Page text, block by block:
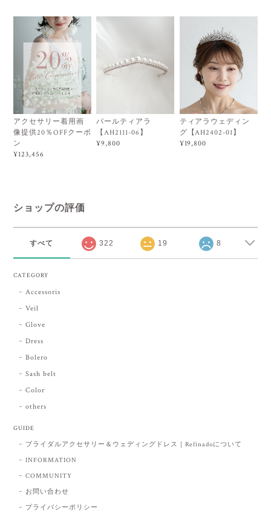
アクセサリー着用画
像提供20％OFFクーポ
ン
¥123,456
パールティアラ
【AH2111-06】
¥9,800
ティアラウェディン
グ【AH2402-01】
¥19,800
ショップの評価
すべて 322 19 8
CATEGORY
Accessoris
Veil
Glove
Dress
Bolero
Sash belt
Color
others
GUIDE
ブライダルアクセサリー＆ウェディングドレス｜Refinadoについて
INFORMATION
COMMUNITY
お問い合わせ
プライバシーポリシー